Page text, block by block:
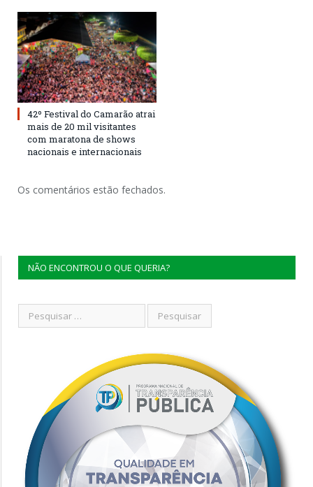
42º Festival do Camarão atrai
mais de 20 mil visitantes
com maratona de shows
nacionais e internacionais
Os comentários estão fechados.
NÃO ENCONTROU O QUE QUERIA?